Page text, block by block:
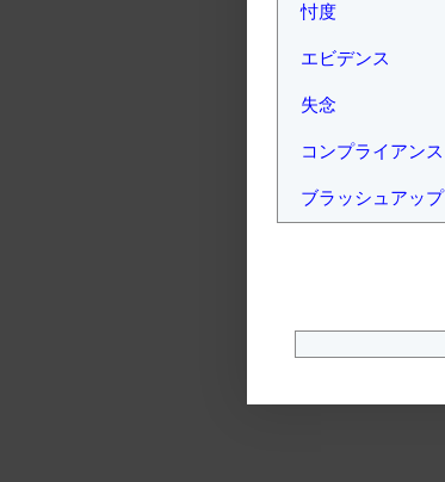
忖度
エビデンス
失念
コンプライアンス
ブラッシュアップ